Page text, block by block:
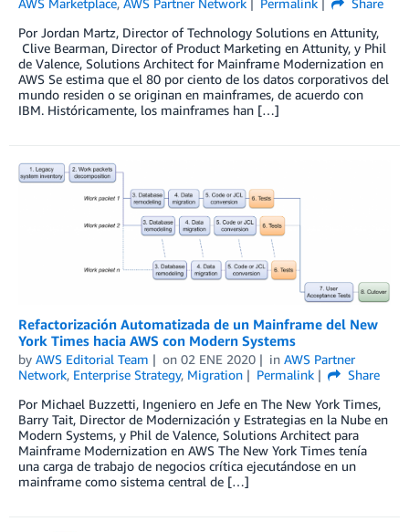
Por Jordan Martz, Director of Technology Solutions en Attunity,
Clive Bearman, Director of Product Marketing en Attunity, y Phil
de Valence, Solutions Architect for Mainframe Modernization en
AWS Se estima que el 80 por ciento de los datos corporativos del
mundo residen o se originan en mainframes, de acuerdo con
IBM. Históricamente, los mainframes han […]
Refactorización Automatizada de un Mainframe del New
York Times hacia AWS con Modern Systems
by AWS Editorial Team on 02 ENE 2020 in AWS Partner
Network, Enterprise Strategy, Migration Permalink
Share
Por Michael Buzzetti, Ingeniero en Jefe en The New York Times,
Barry Tait, Director de Modernización y Estrategias en la Nube en
Modern Systems, y Phil de Valence, Solutions Architect para
Mainframe Modernization en AWS The New York Times tenía
una carga de trabajo de negocios crítica ejecutándose en un
mainframe como sistema central de […]